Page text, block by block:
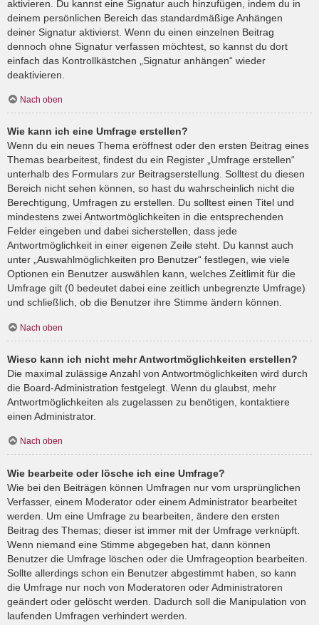
aktivieren. Du kannst eine Signatur auch hinzufügen, indem du in
deinem persönlichen Bereich das standardmäßige Anhängen
deiner Signatur aktivierst. Wenn du einen einzelnen Beitrag
dennoch ohne Signatur verfassen möchtest, so kannst du dort
einfach das Kontrollkästchen „Signatur anhängen“ wieder
deaktivieren.
Nach oben
Wie kann ich eine Umfrage erstellen?
Wenn du ein neues Thema eröffnest oder den ersten Beitrag eines
Themas bearbeitest, findest du ein Register „Umfrage erstellen“
unterhalb des Formulars zur Beitragserstellung. Solltest du diesen
Bereich nicht sehen können, so hast du wahrscheinlich nicht die
Berechtigung, Umfragen zu erstellen. Du solltest einen Titel und
mindestens zwei Antwortmöglichkeiten in die entsprechenden
Felder eingeben und dabei sicherstellen, dass jede
Antwortmöglichkeit in einer eigenen Zeile steht. Du kannst auch
unter „Auswahlmöglichkeiten pro Benutzer“ festlegen, wie viele
Optionen ein Benutzer auswählen kann, welches Zeitlimit für die
Umfrage gilt (0 bedeutet dabei eine zeitlich unbegrenzte Umfrage)
und schließlich, ob die Benutzer ihre Stimme ändern können.
Nach oben
Wieso kann ich nicht mehr Antwortmöglichkeiten erstellen?
Die maximal zulässige Anzahl von Antwortmöglichkeiten wird durch
die Board-Administration festgelegt. Wenn du glaubst, mehr
Antwortmöglichkeiten als zugelassen zu benötigen, kontaktiere
einen Administrator.
Nach oben
Wie bearbeite oder lösche ich eine Umfrage?
Wie bei den Beiträgen können Umfragen nur vom ursprünglichen
Verfasser, einem Moderator oder einem Administrator bearbeitet
werden. Um eine Umfrage zu bearbeiten, ändere den ersten
Beitrag des Themas; dieser ist immer mit der Umfrage verknüpft.
Wenn niemand eine Stimme abgegeben hat, dann können
Benutzer die Umfrage löschen oder die Umfrageoption bearbeiten.
Sollte allerdings schon ein Benutzer abgestimmt haben, so kann
die Umfrage nur noch von Moderatoren oder Administratoren
geändert oder gelöscht werden. Dadurch soll die Manipulation von
laufenden Umfragen verhindert werden.